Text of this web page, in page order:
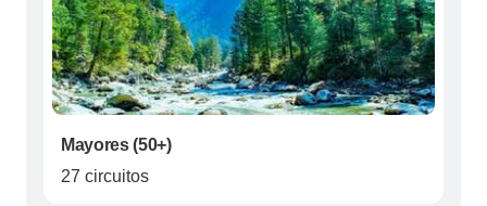
Mayores (50+)
27 circuitos